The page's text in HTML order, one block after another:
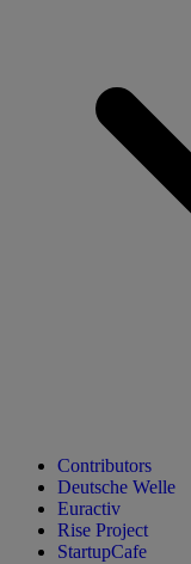
Contributors
Deutsche Welle
Euractiv
Rise Project
StartupCafe